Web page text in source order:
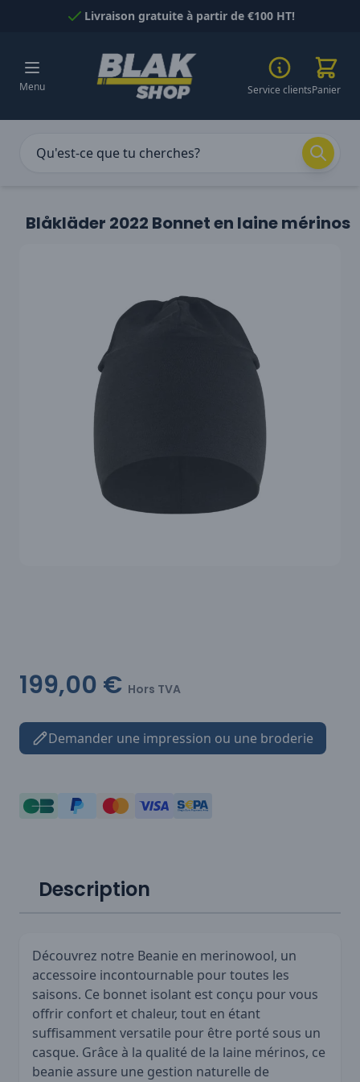
Passer au contenuLivraison gratuite à partir de €100 HT!
Menu Service clientsPanier
Blåkläder 2022 Bonnet en laine mérinos
199,00 € Hors TVA
Demander une impression ou une broderie
Description
Découvrez notre Beanie en merinowool, un
accessoire incontournable pour toutes les
saisons. Ce bonnet isolant est conçu pour vous
offrir confort et chaleur, tout en étant
suffisamment versatile pour être porté sous un
casque. Grâce à la qualité de la laine mérinos, ce
beanie assure une gestion naturelle de